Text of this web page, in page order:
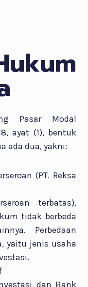
Pasar Modal
ayat (1), bentuk
ada dua, yakni:
(PT. Reksa
terbatas),
tidak berbeda
Perbedaan
yaitu jenis usaha
dan Bank